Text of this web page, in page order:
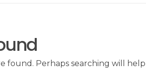
found. Perhaps searching will